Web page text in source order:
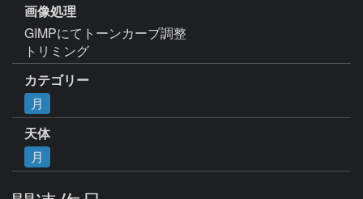
画像処理
GIMPにてトーンカーブ調整
トリミング
カテゴリー
月
天体
月